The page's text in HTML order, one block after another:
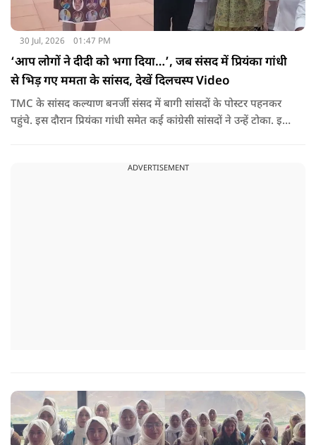
30 Jul, 2026 01:47 PM
‘आप लोगों ने दीदी को भगा दिया…’, जब संसद में प्रियंका गांधी
से भिड़ गए ममता के सांसद, देखें दिलचस्प Video
TMC के सांसद कल्याण बनर्जी संसद में बागी सांसदों के पोस्टर पहनकर
पहुंचे. इस दौरान प्रियंका गांधी समेत कई कांग्रेसी सांसदों ने उन्हें टोका. इस
ADVERTISEMENT